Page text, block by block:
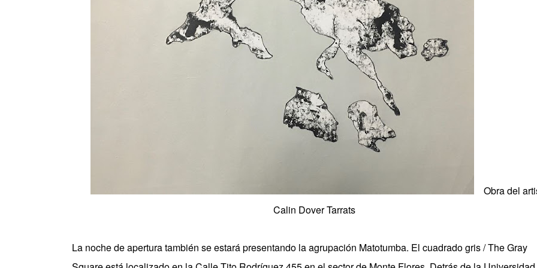
Obra del
Calin Dover Tarrats
La noche de apertura también se estará presentando la agrupación Matotumba. El cuadrado gris / The Gray